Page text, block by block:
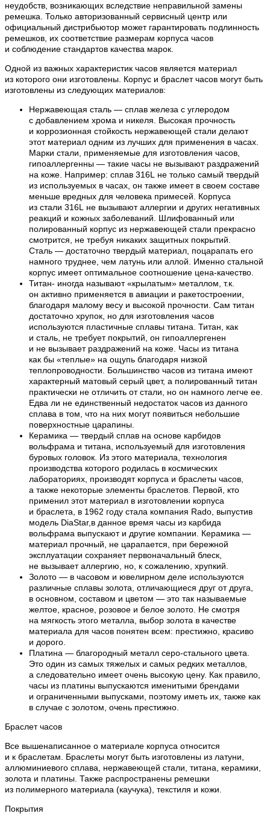
неудобств, возникающих вследствие неправильной замены
ремешка. Только авторизованный сервисный центр или
официальный дистрибьютор может гарантировать подлинность
ремешков, их соответствие размерам корпуса часов
и соблюдение стандартов качества марок.
Одной из важных характеристик часов является материал
из которого они изготовлены. Корпус и браслет часов могут быть
изготовлены из следующих материалов:
Нержавеющая сталь — сплав железа с углеродом
с добавлением хрома и никеля. Высокая прочность
и коррозионная стойкость нержавеющей стали делают
этот материал одним из лучших для применения в часах.
Марки стали, применяемые для изготовления часов,
гипоаллергенны — такие часы не вызывают раздражений
на коже. Например: сплав 316L не только самый твердый
из используемых в часах, он также имеет в своем составе
меньше вредных для человека примесей. Корпуса
из стали 316L не вызывают аллергии и других негативных
реакций и кожных заболеваний. Шлифованный или
полированный корпус из нержавеющей стали прекрасно
смотрится, не требуя никаких защитных покрытий.
Сталь — достаточно твердый материал, поцарапать его
намного труднее, чем латунь или аллой. Именно стальной
корпус имеет оптимальное соотношение цена-качество.
Титан- иногда называют «крылатым» металлом, т.к.
он активно применяется в авиации и ракетостроении,
благодаря малому весу и высокой прочности. Сам титан
достаточно хрупок, но для изготовления часов
используются пластичные сплавы титана. Титан, как
и сталь, не требует покрытий, он гипоаллергенен
и не вызывает раздражений на коже. Часы из титана
как бы «теплые» на ощупь благодаря низкой
теплопроводности. Большинство часов из титана имеют
характерный матовый серый цвет, а полированный титан
практически не отличить от стали, но он намного легче ее.
Едва ли не единственный недостаток часов из данного
сплава в том, что на них могут появиться небольшие
поверхностные царапины.
Керамика — твердый сплав на основе карбидов
вольфрама и титана, используемый для изготовления
буровых головок. Из этого материала, технология
производства которого родилась в космических
лабораториях, производят корпуса и браслеты часов,
а также некоторые элементы браслетов. Первой, кто
применил этот материал в изготовлении корпуса
и браслета, в 1962 году стала компания Rado, выпустив
модель DiaStar,в данное время часы из карбида
вольфрама выпускают и другие компании. Керамика —
материал прочный, не царапается, при бережной
эксплуатации сохраняет первоначальный блеск,
не вызывает аллергию, но, к сожалению, хрупкий.
Золото — в часовом и ювелирном деле используются
различные сплавы золота, отличающиеся друг от друга,
в основном, составом и цветом — это так называемые
желтое, красное, розовое и белое золото. Не смотря
на мягкость этого металла, выбор золота в качестве
материала для часов понятен всем: престижно, красиво
и дорого.
Платина — благородный металл серо-стального цвета.
Это один из самых тяжелых и самых редких металлов,
а следовательно имеет очень высокую цену. Как правило,
часы из платины выпускаются именитыми брендами
и ограниченными выпусками, поэтому иметь их, также как
в случае с золотом, очень престижно.
Браслет часов
Все вышенаписанное о материале корпуса относится
и к браслетам. Браслеты могут быть изготовлены из латуни,
аллюминиевого сплава, нержавеющей стали, титана, керамики,
золота и платины. Также распространены ремешки
из полимерного материала (каучука), текстиля и кожи.
Покрытия